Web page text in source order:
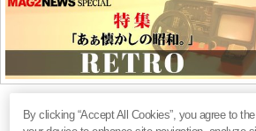
By clicking “Accept All Cookies”, you agree to